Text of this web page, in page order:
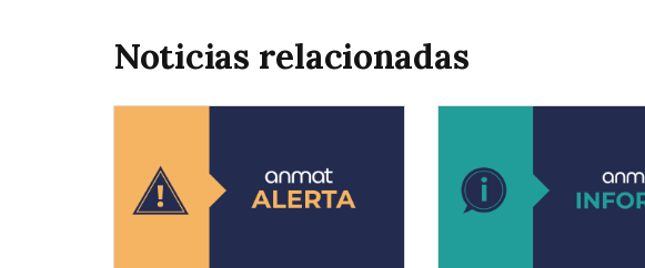
Noticias relacionadas